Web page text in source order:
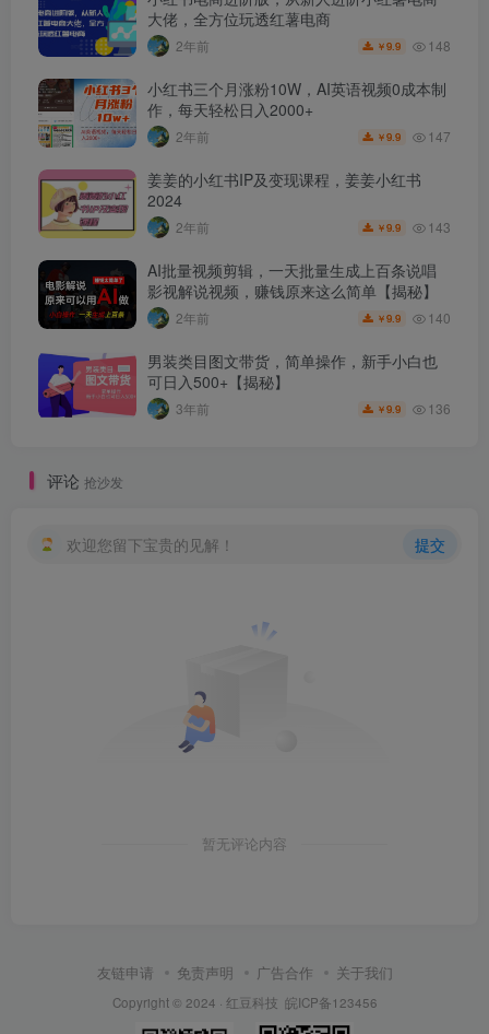
大佬，全方位玩透红薯电商
2年前 ￥9.9 148
小红书三个月涨粉10W，AI英语视频0成本制
作，每天轻松日入2000+
2年前 ￥9.9 147
姜姜的小红书IP及变现课程，姜姜小红书
2024
2年前 ￥9.9 143
AI批量视频剪辑，一天批量生成上百条说唱
影视解说视频，赚钱原来这么简单【揭秘】
2年前 ￥9.9 140
男装类目图文带货，简单操作，新手小白也
可日入500+【揭秘】
3年前 ￥9.9 136
评论 抢沙发
欢迎您留下宝贵的见解！ 提交
暂无评论内容
友链申请 免责声明 广告合作 关于我们
Copyright © 2024 · 红豆科技 皖ICP备123456